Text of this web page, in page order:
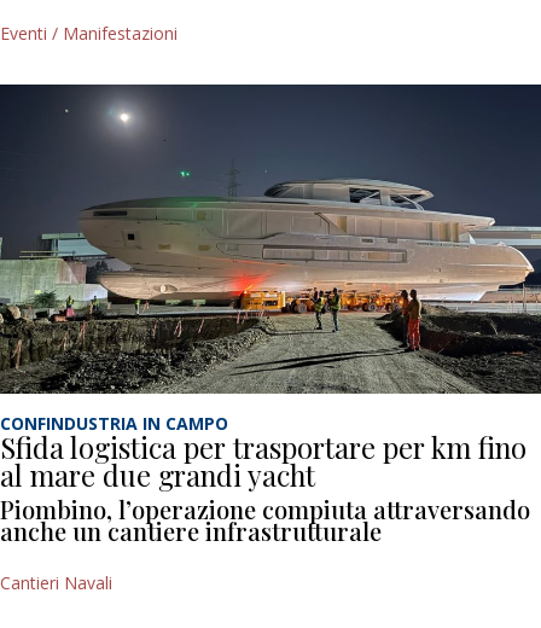
Eventi / Manifestazioni
CONFINDUSTRIA IN CAMPO
Sfida logistica per trasportare per km fino
al mare due grandi yacht
Piombino, l’operazione compiuta attraversando
anche un cantiere infrastrutturale
Cantieri Navali